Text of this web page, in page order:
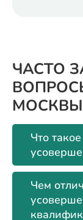
ЧАСТО
МОСКВЫ
Что
Чем